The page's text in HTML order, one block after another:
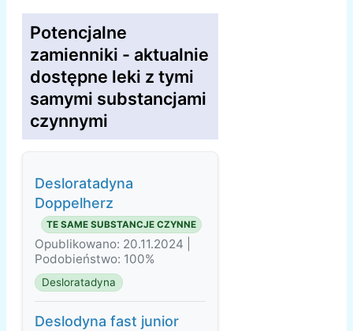
Potencjalne
zamienniki - aktualnie
dostępne leki z tymi
samymi substancjami
czynnymi
Desloratadyna
Doppelherz
TE SAME SUBSTANCJE CZYNNE
Opublikowano: 20.11.2024 |
Podobieństwo: 100%
Desloratadyna
Deslodyna fast junior